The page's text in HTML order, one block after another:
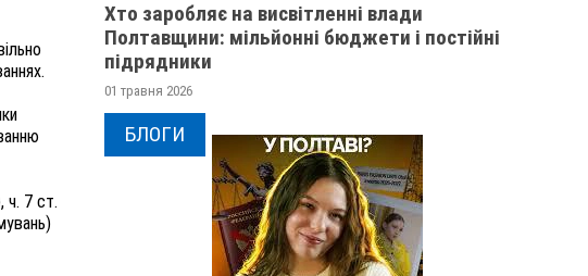
ч. 7 ст.
Хто заробляє на висвітленні влади
Полтавщини: мільйонні бюджети і постійні
підрядники
01 травня 2026
БЛОГИ